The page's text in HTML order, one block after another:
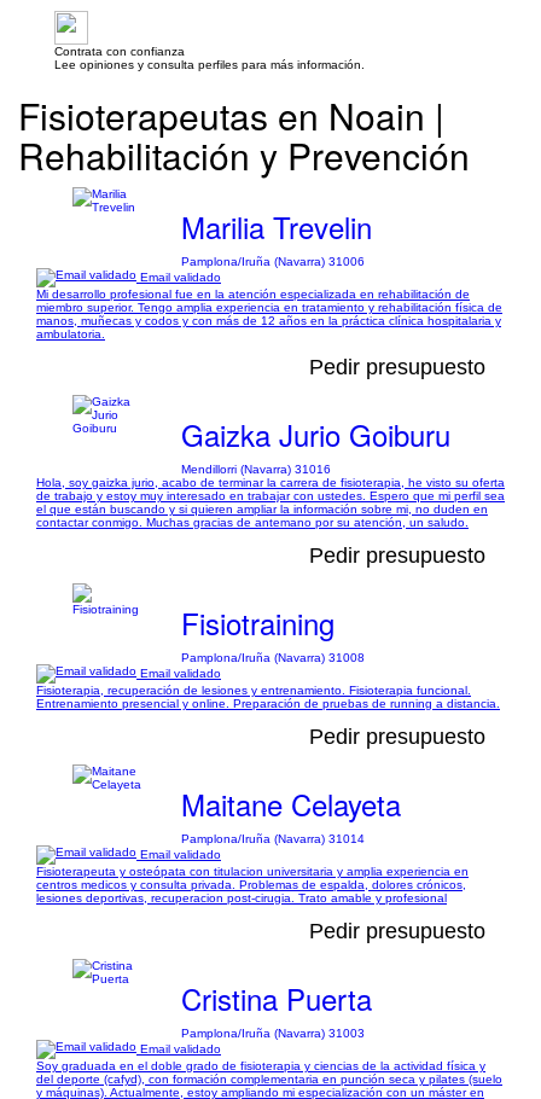
Contrata con confianza
Lee opiniones y consulta perfiles para más información.
Fisioterapeutas en Noain |
Rehabilitación y Prevención
Marilia Trevelin
Pamplona/Iruña (Navarra) 31006
Email validado
Mi desarrollo profesional fue en la atención especializada en rehabilitación de
miembro superior. Tengo amplia experiencia en tratamiento y rehabilitación física de
manos, muñecas y codos y con más de 12 años en la práctica clínica hospitalaria y
ambulatoria.
Pedir presupuesto
Gaizka Jurio Goiburu
Mendillorri (Navarra) 31016
Hola, soy gaizka jurio, acabo de terminar la carrera de fisioterapia, he visto su oferta
de trabajo y estoy muy interesado en trabajar con ustedes. Espero que mi perfil sea
el que están buscando y si quieren ampliar la información sobre mi, no duden en
contactar conmigo. Muchas gracias de antemano por su atención, un saludo.
Pedir presupuesto
Fisiotraining
Pamplona/Iruña (Navarra) 31008
Email validado
Fisioterapia, recuperación de lesiones y entrenamiento. Fisioterapia funcional.
Entrenamiento presencial y online. Preparación de pruebas de running a distancia.
Pedir presupuesto
Maitane Celayeta
Pamplona/Iruña (Navarra) 31014
Email validado
Fisioterapeuta y osteópata con titulacion universitaria y amplia experiencia en
centros medicos y consulta privada. Problemas de espalda, dolores crónicos,
lesiones deportivas, recuperacion post-cirugia. Trato amable y profesional
Pedir presupuesto
Cristina Puerta
Pamplona/Iruña (Navarra) 31003
Email validado
Soy graduada en el doble grado de fisioterapia y ciencias de la actividad física y
del deporte (cafyd), con formación complementaria en punción seca y pilates (suelo
y máquinas). Actualmente, estoy ampliando mi especialización con un máster en